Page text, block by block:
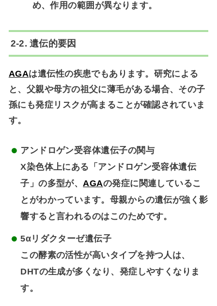
め、作用の範囲が異なります。
2-2. 遺伝的要因
AGAは遺伝性の疾患でもあります。研究による
と、父親や母方の祖父に薄毛がある場合、その子
孫にも発症リスクが高まることが確認されていま
す。
アンドロゲン受容体遺伝子の関与
X染色体上にある「アンドロゲン受容体遺伝
子」の多型が、 AGAの発症に関連しているこ
とがわかっています。母親からの遺伝が強く影
響すると言われるのはこのためです。
5αリダクターゼ遺伝子
この酵素の活性が高いタイプを持つ人は、
DHTの生成が多くなり、発症しやすくなりま
す。